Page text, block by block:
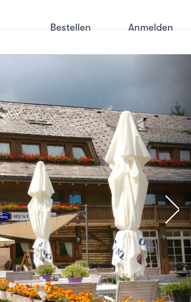
Bestellen Anmelden